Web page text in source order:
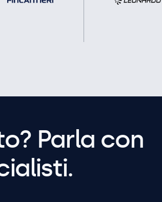
Parla con